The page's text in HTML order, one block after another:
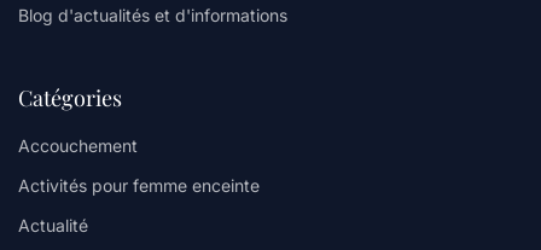
Blog d'actualités et d'informations
Catégories
Accouchement
Activités pour femme enceinte
Actualité